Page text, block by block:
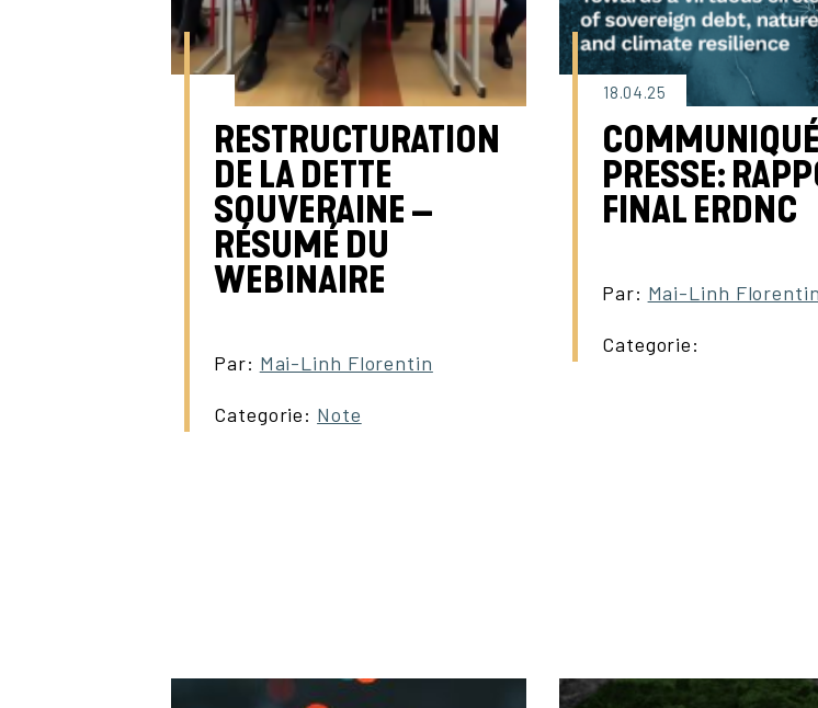
RESTRUCTURATION
DE LA DETTE
SOUVERAINE –
RÉSUMÉ DU
WEBINAIRE
Par: Mai-Linh Florentin
Categorie: Note
18.04.25
PRESSE:
FINAL ERDNC
Par: Mai-Linh Florentin
Categorie: